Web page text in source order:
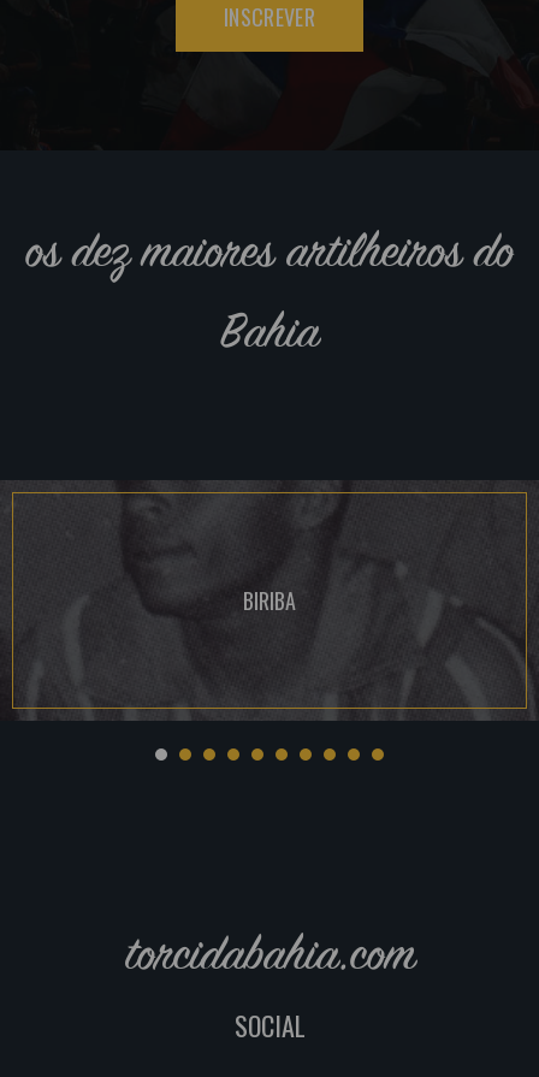
INSCREVER
os dez maiores artilheiros do
Bahia
BIRIBA
torcidabahia.com
SOCIAL